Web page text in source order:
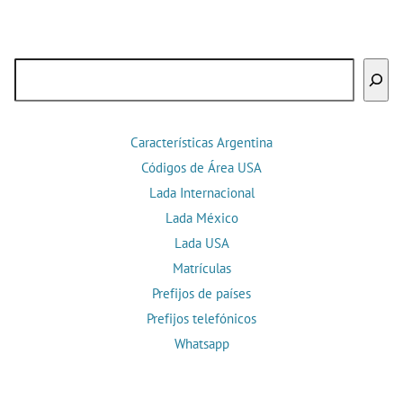
Características Argentina
Códigos de Área USA
Lada Internacional
Lada México
Lada USA
Matrículas
Prefijos de países
Prefijos telefónicos
Whatsapp